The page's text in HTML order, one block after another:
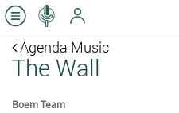
Agenda Music
The Wall
Boem Team